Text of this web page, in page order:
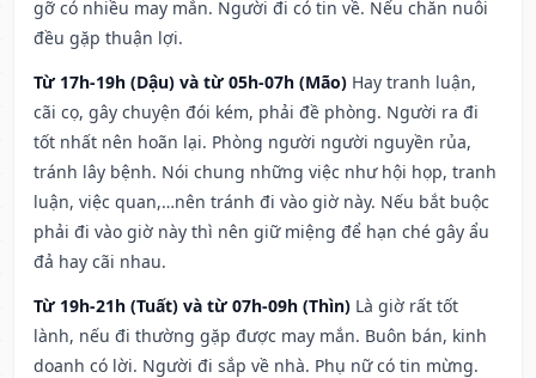
gỡ có nhiều may mắn. Người đi có tin về. Nếu chăn nuôi
đều gặp thuận lợi.
Từ 17h-19h (Dậu) và từ 05h-07h (Mão) Hay tranh luận,
cãi cọ, gây chuyện đói kém, phải đề phòng. Người ra đi
tốt nhất nên hoãn lại. Phòng người người nguyền rủa,
tránh lây bệnh. Nói chung những việc như hội họp, tranh
luận, việc quan,…nên tránh đi vào giờ này. Nếu bắt buộc
phải đi vào giờ này thì nên giữ miệng để hạn ché gây ẩu
đả hay cãi nhau.
Từ 19h-21h (Tuất) và từ 07h-09h (Thìn) Là giờ rất tốt
lành, nếu đi thường gặp được may mắn. Buôn bán, kinh
doanh có lời. Người đi sắp về nhà. Phụ nữ có tin mừng.